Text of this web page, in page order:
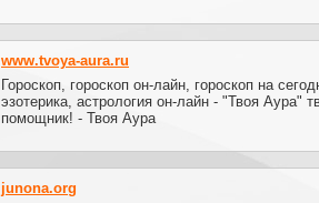
www.tvoya-aura.ru
Гороскоп, гороскоп он-лайн, гороскоп на
эзотерика, астрология он-лайн - "Твоя Аура"
помощник! - Твоя Аура
junona.org